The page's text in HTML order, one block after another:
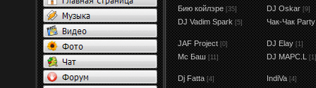
Бию койлэре [35] DJ Oskar [9]
DJ Vadim Spark [5] Чак-Чак Party
JAF Project [0] DJ Elay [1]
Мс Баш [11] DJ MAPC.L [1]
Dj Fatta [4] IndiVa [4]